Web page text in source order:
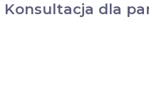
Konsultacja dla